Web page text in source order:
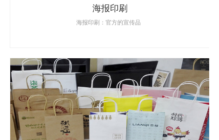
海报印刷
海报印刷：官方的宣传品